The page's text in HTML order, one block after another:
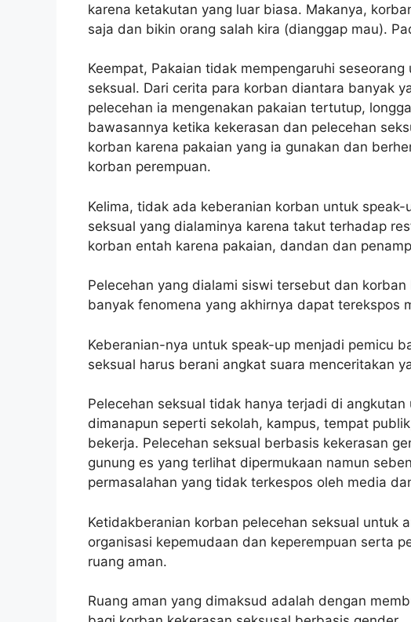
karena ketakutan yang luar biasa. Makanya,
saja dan bikin orang salah kira (dianggap mau).
Keempat, Pakaian tidak mempengaruhi
seksual. Dari cerita para korban diantara banyak
pelecehan ia mengenakan pakaian tertutup,
bawasannya ketika kekerasan dan pelecehan
korban karena pakaian yang ia gunakan dan
korban perempuan.
Kelima, tidak ada keberanian korban untuk
seksual yang dialaminya karena takut terhadap
korban entah karena pakaian, dandan dan
Pelecehan yang dialami siswi tersebut dan
banyak fenomena yang akhirnya dapat terekspos
Keberanian-nya untuk speak-up menjadi pemicu
seksual harus berani angkat suara menceritakan
Pelecehan seksual tidak hanya terjadi di
dimanapun seperti sekolah, kampus, tempat
bekerja. Pelecehan seksual berbasis kekerasan
gunung es yang terlihat dipermukaan namun
permasalahan yang tidak terkespos oleh media
Ketidakberanian korban pelecehan seksual untuk
organisasi kepemudaan dan keperempuan serta
ruang aman.
Ruang aman yang dimaksud adalah dengan